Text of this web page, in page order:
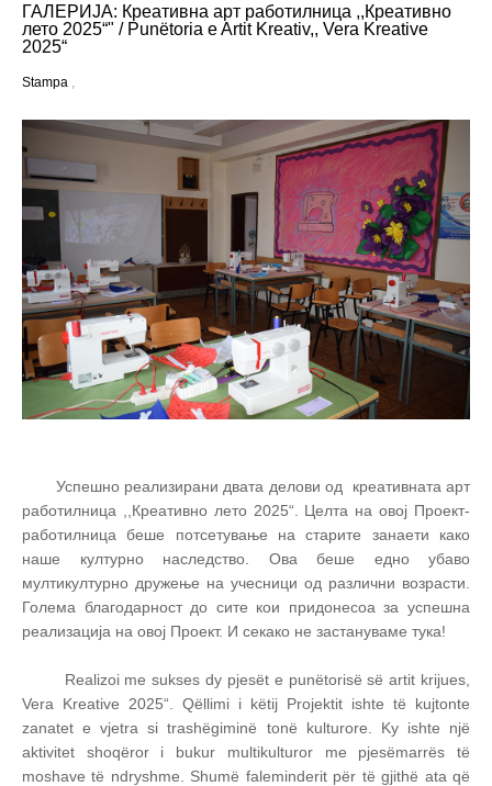
ГАЛЕРИЈА: Креативна арт работилница ,,Креативно
лето 2025“" / Punëtoria e Artit Kreativ,, Vera Kreative
2025“
Stampa ,
Успешно реализирани двата делови од креативната арт
работилница ,,Креативно лето 2025“. Целта на овој Проект-
работилница беше потсетување на старите занаети како
наше културно наследство. Ова беше едно убаво
мултикултурно дружење на учесници од различни возрасти.
Голема благодарност до сите кои придонесоа за успешна
реализација на овој Проект. И секако не застануваме тука!
Realizoi me sukses dy pjesët e punëtorisë së artit krijues,
Vera Kreative 2025“. Qëllimi i këtij Projektit ishte të kujtonte
zanatet e vjetra si trashëgiminë tonë kulturore. Ky ishte një
aktivitet shoqëror i bukur multikulturor me pjesëmarrës të
moshave të ndryshme. Shumë faleminderit për të gjithë ata që